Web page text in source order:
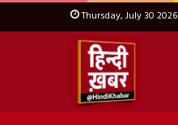
Thursday, July 30 2026